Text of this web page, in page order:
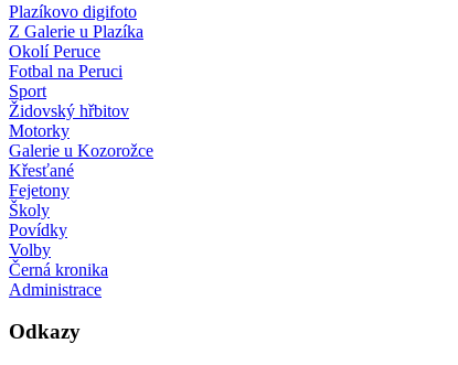
Plazíkovo digifoto
Z Galerie u Plazíka
Okolí Peruce
Fotbal na Peruci
Sport
Židovský hřbitov
Motorky
Galerie u Kozorožce
Křesťané
Fejetony
Školy
Povídky
Volby
Černá kronika
Administrace
Odkazy